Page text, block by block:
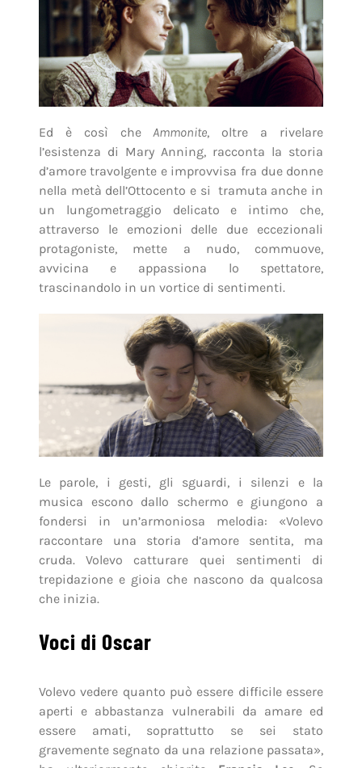
Ed è così cheAmmonite, oltre a rivelare
l’esistenza di Mary Anning, racconta la storia
d’amore travolgente e improvvisa fra due donne
nella metà dell’Ottocento e si tramuta anche in
un lungometraggio delicato e intimo che,
attraverso le emozioni delle due eccezionali
protagoniste, mette a nudo, commuove,
avvicina e appassiona lo spettatore,
trascinandolo in un vortice di sentimenti.
Le parole, i gesti, gli sguardi, i silenzi e la
musica escono dallo schermo e giungono a
fondersi in un’armoniosa melodia: «Volevo
raccontare una storia d’amore sentita, ma
cruda. Volevo catturare quei sentimenti di
trepidazione e gioia che nascono da qualcosa
che inizia.
Voci di Oscar
Volevo vedere quanto può essere difficile essere
aperti e abbastanza vulnerabili da amare ed
essere amati, soprattutto se sei stato
gravemente segnato da una relazione passata»,